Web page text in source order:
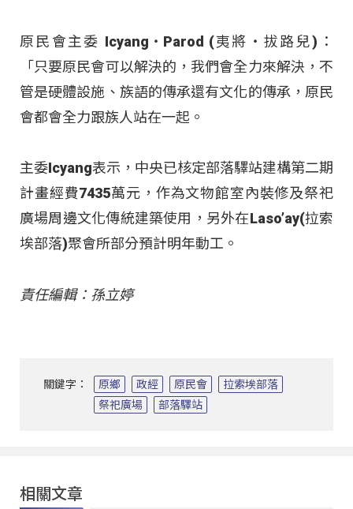
原民會主委 Icyang‧Parod (夷將‧拔路兒)：
「只要原民會可以解決的，我們會全力來解決，不
管是硬體設施、族語的傳承還有文化的傳承，原民
會都會全力跟族人站在一起。
主委Icyang表示，中央已核定部落驛站建構第二期
計畫經費7435萬元，作為文物館室內裝修及祭祀
廣場周邊文化傳統建築使用，另外在Laso’ay(拉索
埃部落)聚會所部分預計明年動工。
責任編輯：孫立婷
關鍵字： 原鄉 政經 原民會
拉索埃部落
祭祀廣場
部落驛站
相關文章